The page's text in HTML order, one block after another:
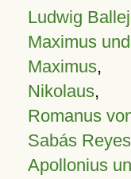
Ludwig
Maximus
Maximus,
Nikolaus,
Romanus
Sabás
Apollonius